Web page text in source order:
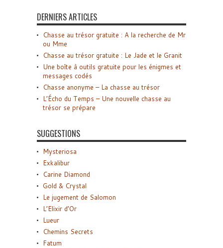
DERNIERS ARTICLES
Chasse au trésor gratuite : A la recherche de Mr
ou Mme
Chasse au trésor gratuite : Le Jade et le Granit
Une boîte à outils gratuite pour les énigmes et
messages codés
Chasse anonyme – La chasse au trésor
L’Écho du Temps – Une nouvelle chasse au
trésor se prépare
SUGGESTIONS
Mysteriosa
Exkalibur
Carine Diamond
Gold & Crystal
Le jugement de Salomon
L’Elixir d’Or
Lueur
Chemins Secrets
Fatum